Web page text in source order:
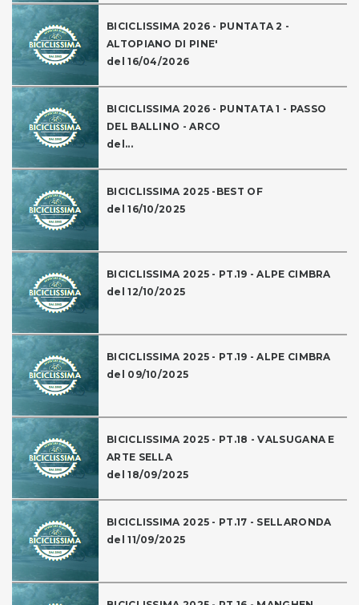
BICICLISSIMA 2026 - PUNTATA 2 -
ALTOPIANO DI PINE'
del 16/04/2026
BICICLISSIMA 2026 - PUNTATA 1 - PASSO
DEL BALLINO - ARCO
del...
BICICLISSIMA 2025 -BEST OF
del 16/10/2025
BICICLISSIMA 2025 - PT.19 - ALPE CIMBRA
del 12/10/2025
BICICLISSIMA 2025 - PT.19 - ALPE CIMBRA
del 09/10/2025
BICICLISSIMA 2025 - PT.18 - VALSUGANA E
ARTE SELLA
del 18/09/2025
BICICLISSIMA 2025 - PT.17 - SELLARONDA
del 11/09/2025